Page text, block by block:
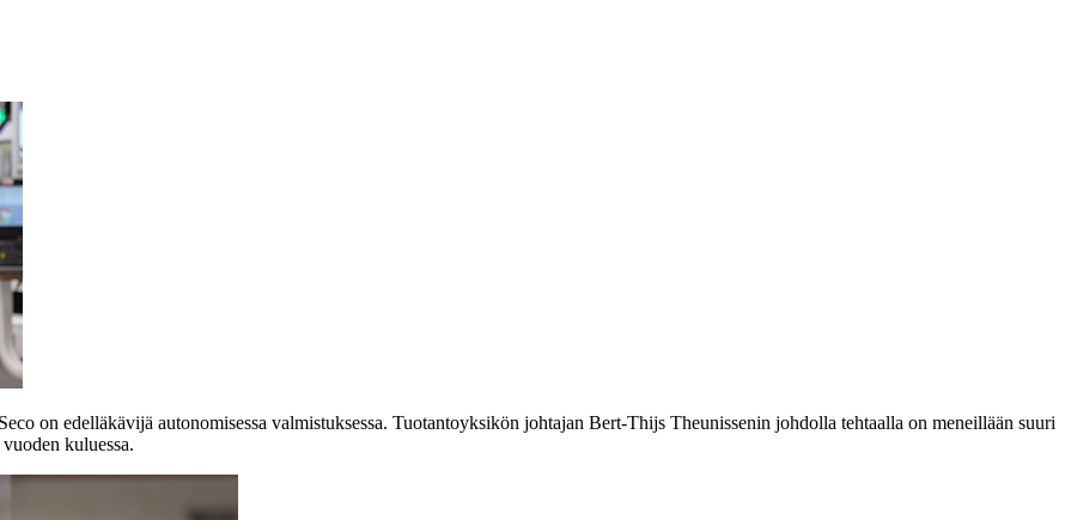
on edelläkävijä autonomisessa valmistuksessa. Tuotantoyksikön johtajan Bert-Thijs Theunissenin johdolla tehtaalla on meneillään suuri
kuluessa.